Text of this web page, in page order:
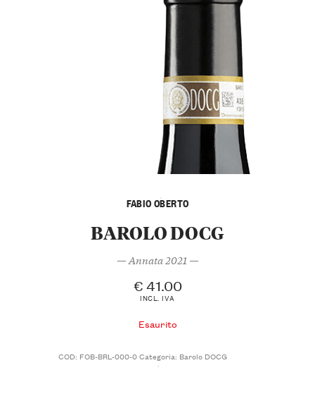
FABIO OBERTO
BAROLO DOCG
— Annata 2021 —
€ 41.00
INCL. IVA
Esaurito
COD: FOB-BRL-000-0Categoria: Barolo DOCG